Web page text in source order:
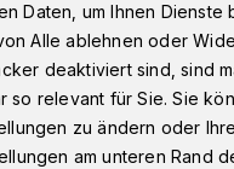
Daten, um Ihnen
Alle ablehnen oder
deaktiviert sind, sind
so relevant für Sie. Sie
zu ändern oder
am unteren Rand